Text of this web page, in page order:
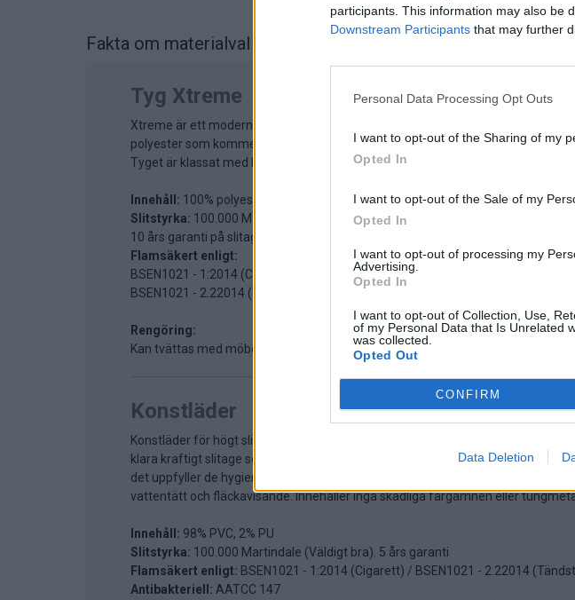
participants. This information may also be
Downstream Participants that may further
Personal Data Processing Opt Outs
I want to opt-out of the Sharing of my
Opted In
I want to opt-out of the Sale of my
Opted In
I want to opt-out of processing my
Advertising.
Opted In
I want to opt-out of Collection, Use,
of my Personal Data that Is Unrelated
was collected.
Opted Out
CONFIRM
Data Deletion
Fakta om materialval
Tyg Xtreme
Xtreme är ett modernt slitstarkt tyg för offentlig miljö. Tyget tillverkas av 100%
polyester som kommer från återvinningsstationer och spillbitar från annan
Tyget är klassat med EU:s Ecolabel.
Innehåll: 100% polyester
Slitstyrka: 100.000 Martindale
10 års garanti på slitage
Flamsäkert enligt:
BSEN1021 - 1:2014 (Cigarett)
BSEN1021 - 2.22014 (Tändsticka)
Rengöring:
Kan tvättas med möbeltvätt samt torkas med fuktig trasa.
Konstläder
Konstläder för högt slitage som är anpassat för offentlig miljö. Passar miljöer
klara kraftigt slitage som på kontor. Är även perfekt för användning inom hälsa
det uppfyller de hygienkrav som ställs där. Är avtorkningsbart med
vattentätt och fläckavisande. Innehåller inga skadliga färgämnen eller
Innehåll: 98% PVC, 2% PU
Slitstyrka: 100.000 Martindale (Väldigt bra). 5 års garanti
Flamsäkert enligt: BSEN1021 - 1:2014 (Cigarett) / BSEN1021 - 2.22014
Antibakteriell: AATCC 147